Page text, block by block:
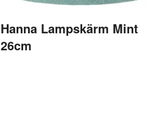
Hanna Lampskärm Mint
26cm